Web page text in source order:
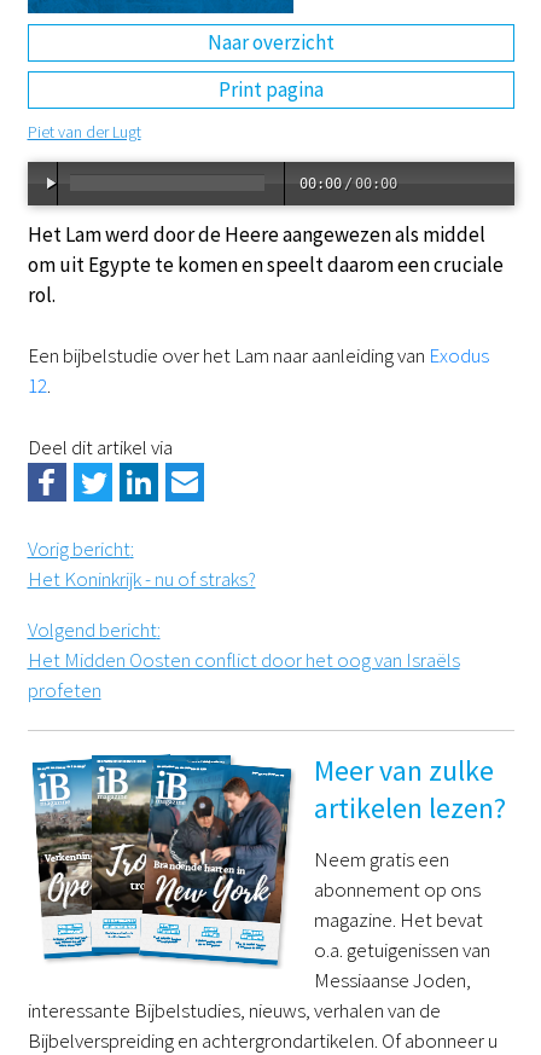
Naar overzicht
Print pagina
Piet van der Lugt
00:00 /00:00
Het Lam werd door de Heere aangewezen als middel
om uit Egypte te komen en speelt daarom een cruciale
rol.
Een bijbelstudie over het Lam naar aanleiding van Exodus
12.
Deel dit artikel via
Vorig bericht:
Het Koninkrijk - nu of straks?
Volgend bericht:
Het Midden Oosten conflict door het oog van Israëls
profeten
Meer van zulke
artikelen lezen?
Neem gratis een
abonnement op ons
magazine. Het bevat
o.a. getuigenissen van
Messiaanse Joden,
interessante Bijbelstudies, nieuws, verhalen van de
Bijbelverspreiding en achtergrondartikelen. Of abonneer u
DE EN